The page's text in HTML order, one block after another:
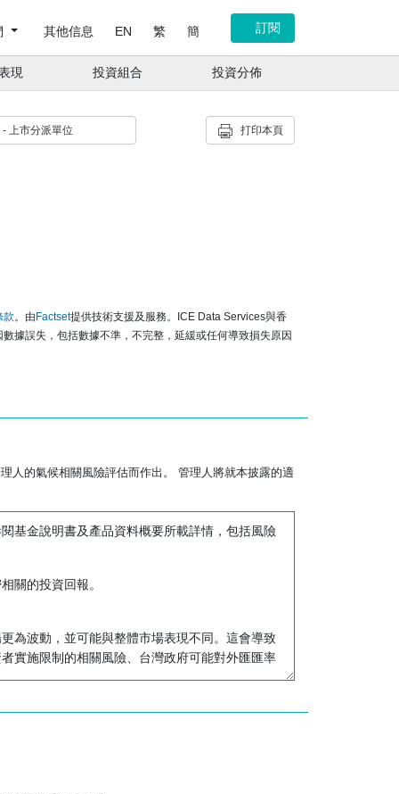
其他信息 EN 繁 簡 訂閱
現 投資組合 投資分佈
打印本頁
上市分派單位
款。由 Factset提供技術支援及服務。ICE Data Services與香
據誤失，包括數據不準，不完整，延緩或任何導致損失原因
人的氣候相關風險評估而作出。 管理人將就本披露的適
基金說明書及產品資料概要所載詳情，包括風險
關的投資回報。
為波動，並可能與整體市場表現不同。這會導致
實施限制的相關風險、台灣政府可能對外匯匯率
如較發達市場一般可得到的同等程度的投資者資